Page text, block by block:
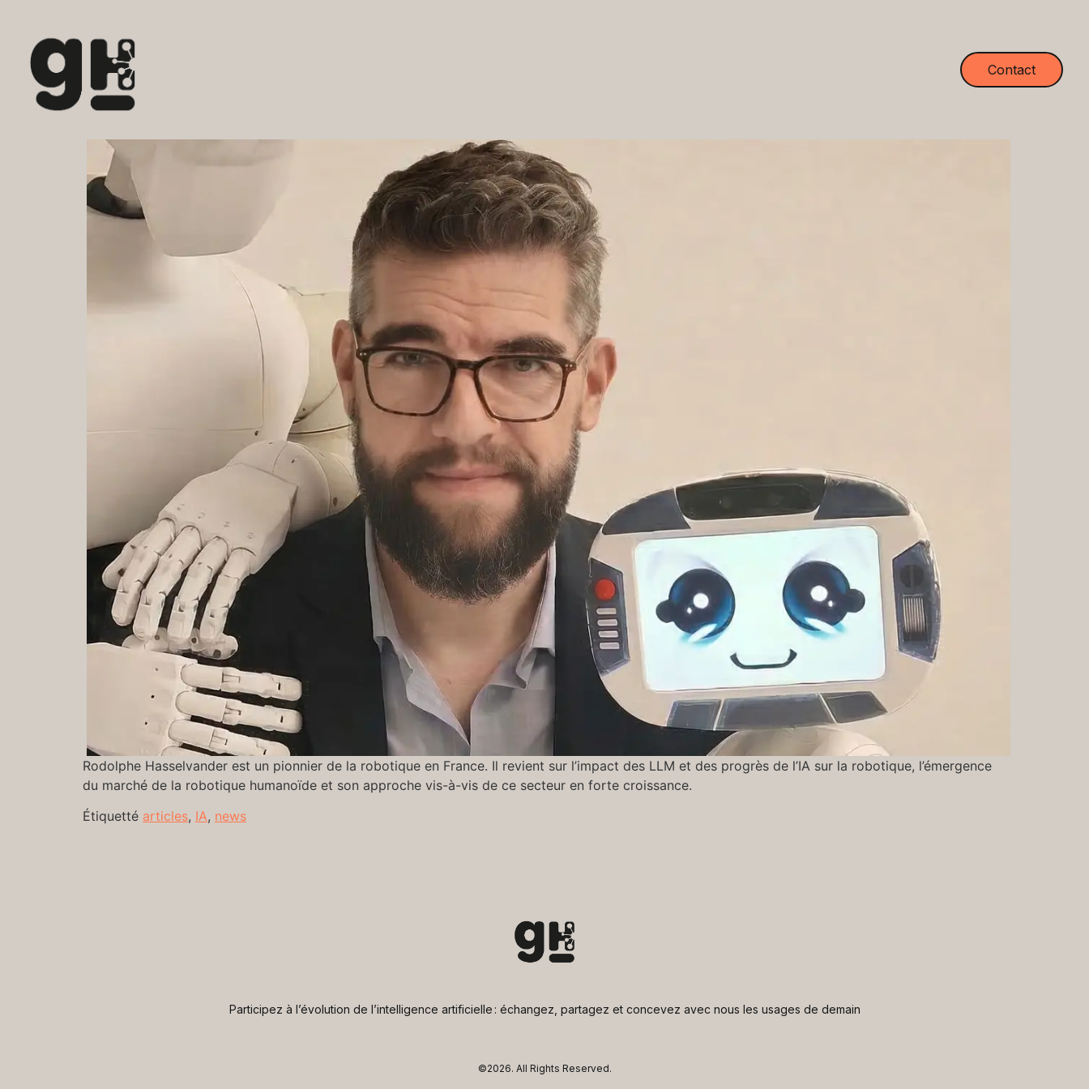
Contact
Rodolphe Hasselvander est un pionnier de la robotique en France. Il revient sur l’impact des LLM et des progrès de l’IA sur la robotique, l’émergence
du marché de la robotique humanoïde et son approche vis-à-vis de ce secteur en forte croissance.
Étiquetté articles, IA, news
Participez à l’évolution de l’intelligence artificielle : échangez, partagez et concevez avec nous les usages de demain
©2026. All Rights Reserved.